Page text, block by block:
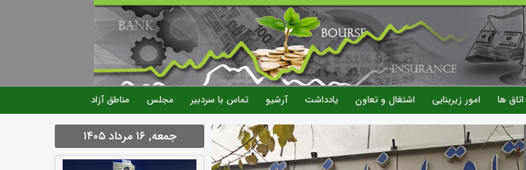
رفتن
به
محتوای
اصلی
اتاق ها امور زیربنایی اشتغال و تعاون یادداشت آرشیو تماس با سردبیر مجلس مناطق آزاد
جمعه, ۱۶ مرداد ۱۴۰۵